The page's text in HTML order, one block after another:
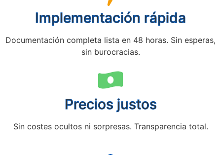
Implementación rápida
Documentación completa lista en 48 horas. Sin esperas,
sin burocracias.
Precios justos
Sin costes ocultos ni sorpresas. Transparencia total.